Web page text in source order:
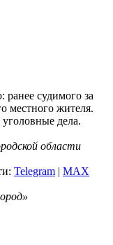
ранее судимого за
местного жителя.
дела.
области
Telegram | MAX